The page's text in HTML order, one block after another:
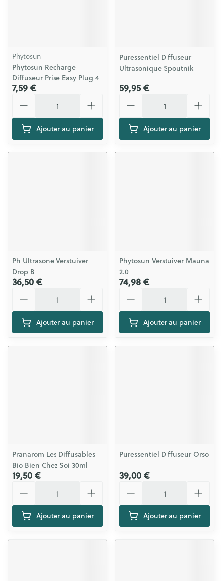
Phytosun
Phytosun Recharge
Diffuseur Prise Easy Plug 4
7,59 €
Ajouter au panier
Puressentiel Diffuseur
Ultrasonique Spoutnik
59,95 €
Ajouter au panier
Ph Ultrasone Verstuiver
Drop B
36,50 €
Ajouter au panier
Phytosun Verstuiver Mauna
2.0
74,98 €
Ajouter au panier
Pranarom Les Diffusables
Bio Bien Chez Soi 30ml
19,50 €
Ajouter au panier
Puressentiel Diffuseur Orso
39,00 €
Ajouter au panier